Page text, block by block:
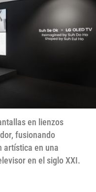
en lienzos
fusionando
artística en una
en el siglo XXI.